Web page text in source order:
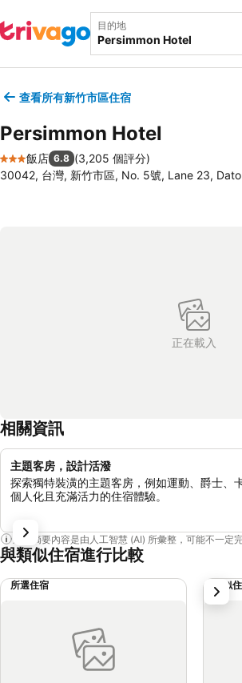
目的地
查看所有新竹市區住宿
Persimmon Hotel
3 星級
飯店 6.8 (3,205 個評分)
30042, 台灣, 新竹市區, No. 5號, Lane 23,
正在載入
相關資訊
主題客房，設計活潑
探索獨特裝潢的主題客房，例如運動、爵士、
個人化且充滿活力的住宿體驗。
這個摘要內容是由人工智慧 (AI) 所彙整，可能不一定完
與類似住宿進行比較
所選住宿 類似
下一